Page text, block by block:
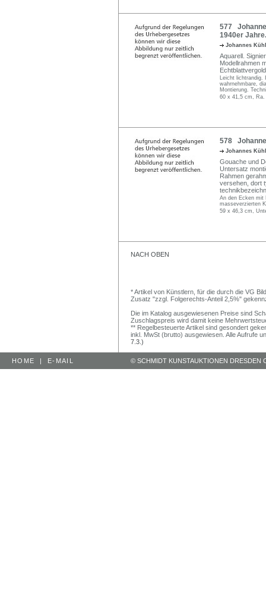
577
1940er Jahre.
Johannes
Aquarell.
Modellrahmen
Leicht lichtrandig.
wahrnehmbare,
Montierung.
60 x 41,5 cm,
578
Johannes
Gouache und
Untersatz
Rahmen
versehen, dort
An den Ecken mit
masseverzierten
59 x 46,3 cm,
NACH OBEN
* Artikel von Künstlern, für die durch die VG
Zusatz "zzgl. Folgerechts-Anteil 2,5%"
Die im Katalog ausgewiesenen Preise sind
Zuschlagspreis wird damit keine
** Regelbesteuerte Artikel sind gesondert
inkl. MwSt (brutto) ausgewiesen. Alle Aufrufe
7.3.)
HOME | E-MAIL © SCHMIDT KUNSTAUKTIONEN DRESDEN